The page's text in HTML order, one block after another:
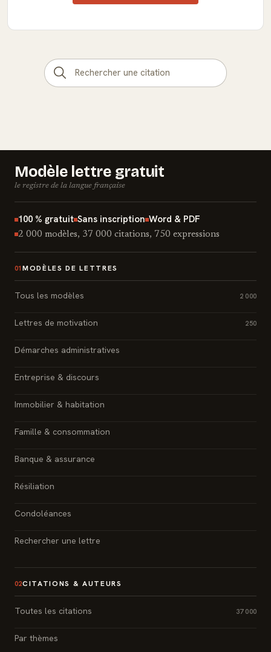
Modèle lettre gratuit
le registre de la langue française
100 % gratuit Sans inscription Word & PDF
2 000 modèles, 37 000 citations, 750 expressions
01 MODÈLES DE LETTRES
Tous les modèles 2 000
Lettres de motivation 250
Démarches administratives
Entreprise & discours
Immobilier & habitation
Famille & consommation
Banque & assurance
Résiliation
Condoléances
Rechercher une lettre
02CITATIONS & AUTEURS
Toutes les citations 37 000
Par thèmes